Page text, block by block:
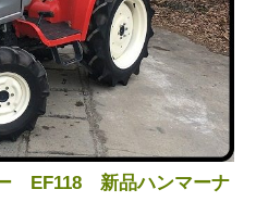
EF118 新品ハンマーナ